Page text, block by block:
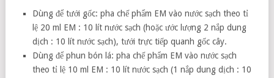
Dùng để tưới gốc: pha chế phẩm EM vào nước sạch theo tỉ
lệ 20 ml EM : 10 lít nước sạch (hoặc ước lượng 2 nắp dung
dịch : 10 lít nước sạch), tưới trực tiếp quanh gốc cây.
Dùng để phun bón lá: pha chế phẩm EM vào nước sạch
theo tỉ lệ 10 ml EM : 10 lít nước sạch (1 nắp dung dịch : 10